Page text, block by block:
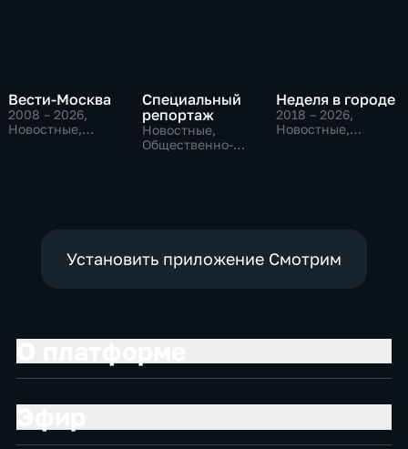
Вести-Москва
2008 – 2026,
Новостные,
Специальный
репортаж
Новостные,
Общественно-
Неделя в городе
2018 – 2026,
Новостные,
Установить приложение Смотрим